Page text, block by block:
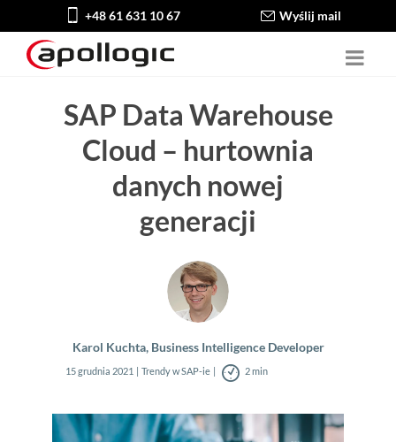
+48 61 631 10 67 Wyślij mail
SAP Data Warehouse
Cloud – hurtownia
danych nowej
generacji
Karol Kuchta, Business Intelligence Developer
15 grudnia 2021 Trendy w SAP-ie 2 min